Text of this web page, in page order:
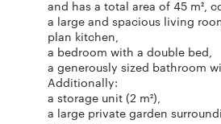
and has a total area of 45 m²,
a large and spacious living
plan kitchen,
a bedroom with a double bed,
a generously sized bathroom
Additionally:
a storage unit (2 m²),
a large private garden